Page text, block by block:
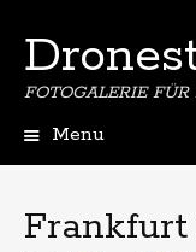
FOTOGALERIE
Menu
Frankfurt